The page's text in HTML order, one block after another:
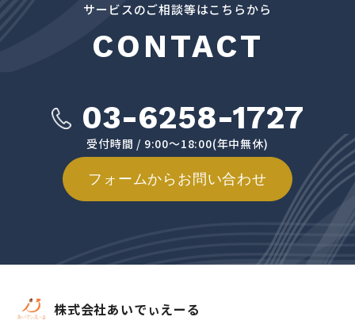
サービスのご相談等はこちらから
CONTACT
03-6258-1727
受付時間 / 9:00～18:00(年中無休)
フォームからお問い合わせ
株式会社あいでぃえーる